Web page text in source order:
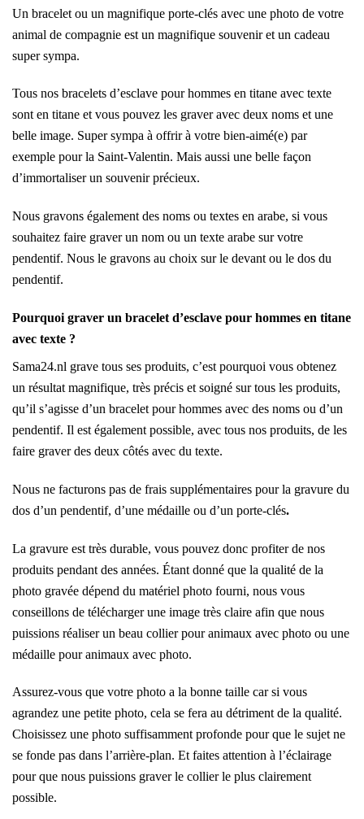
Un bracelet ou un magnifique porte-clés avec une photo de votre
animal de compagnie est un magnifique souvenir et un cadeau
super sympa.
Tous nos bracelets d’esclave pour hommes en titane avec texte
sont en titane et vous pouvez les graver avec deux noms et une
belle image. Super sympa à offrir à votre bien-aimé(e) par
exemple pour la Saint-Valentin. Mais aussi une belle façon
d’immortaliser un souvenir précieux.
Nous gravons également des noms ou textes en arabe, si vous
souhaitez faire graver un nom ou un texte arabe sur votre
pendentif. Nous le gravons au choix sur le devant ou le dos du
pendentif.
Pourquoi graver un bracelet d’esclave pour hommes en titane
avec texte ?
Sama24.nl grave tous ses produits, c’est pourquoi vous obtenez
un résultat magnifique, très précis et soigné sur tous les produits,
qu’il s’agisse d’un bracelet pour hommes avec des noms ou d’un
pendentif. Il est également possible, avec tous nos produits, de les
faire graver des deux côtés avec du texte.
Nous ne facturons pas de frais supplémentaires pour la gravure du
dos d’un pendentif, d’une médaille ou d’un porte-clés.
La gravure est très durable, vous pouvez donc profiter de nos
produits pendant des années. Étant donné que la qualité de la
photo gravée dépend du matériel photo fourni, nous vous
conseillons de télécharger une image très claire afin que nous
puissions réaliser un beau collier pour animaux avec photo ou une
médaille pour animaux avec photo.
Assurez-vous que votre photo a la bonne taille car si vous
agrandez une petite photo, cela se fera au détriment de la qualité.
Choisissez une photo suffisamment profonde pour que le sujet ne
se fonde pas dans l’arrière-plan. Et faites attention à l’éclairage
pour que nous puissions graver le collier le plus clairement
possible.